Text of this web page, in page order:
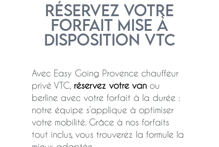
Réservez votre
forfait mise à
disposition VTC
Avec Easy Going Provence chauffeur
privé VTC, réservez votre van ou
berline avec votre forfait à la durée :
notre équipe s’applique à optimiser
votre mobilité. Grâce à nos forfaits
tout inclus, vous trouverez la formule la